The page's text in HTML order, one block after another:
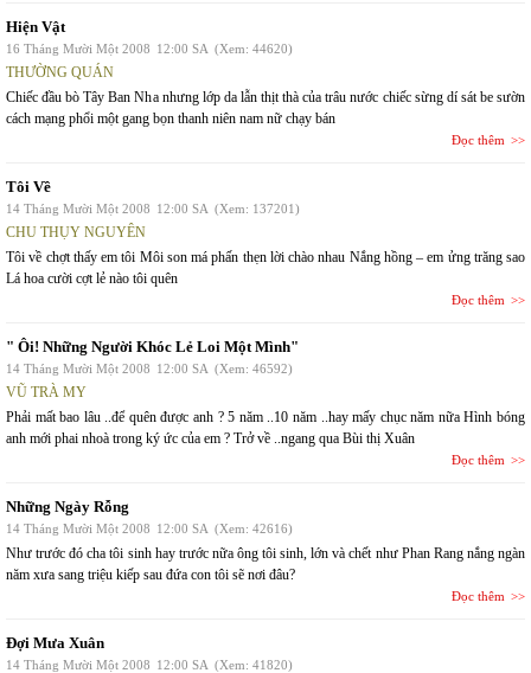
Hiện Vật
16 Tháng Mười Một 2008 12:00 SA (Xem: 44620)
THƯỜNG QUÁN
Chiếc đầu bò Tây Ban Nha nhưng lớp da lẫn thịt thà của trâu nước chiếc sừng dí sát be sườn
cách mạng phổi một gang bọn thanh niên nam nữ chạy bán
Đọc thêm
Tôi Về
14 Tháng Mười Một 2008 12:00 SA (Xem: 137201)
CHU THỤY NGUYÊN
Tôi về chợt thấy em tôi Môi son má phấn thẹn lời chào nhau Nắng hồng – em ửng trăng sao
Lá hoa cười cợt lẻ nào tôi quên
Đọc thêm
" Ôi! Những Người Khóc Lẻ Loi Một Mình"
14 Tháng Mười Một 2008 12:00 SA (Xem: 46592)
VŨ TRÀ MY
Phải mất bao lâu ..để quên được anh ? 5 năm ..10 năm ..hay mấy chục năm nữa Hình bóng
anh mới phai nhoà trong ký ức của em ? Trở về ..ngang qua Bùi thị Xuân
Đọc thêm
Những Ngày Rỗng
14 Tháng Mười Một 2008 12:00 SA (Xem: 42616)
Như trước đó cha tôi sinh hay trước nữa ông tôi sinh, lớn và chết như Phan Rang nắng ngàn
năm xưa sang triệu kiếp sau đứa con tôi sẽ nơi đâu?
Đọc thêm
Đợi Mưa Xuân
14 Tháng Mười Một 2008 12:00 SA (Xem: 41820)